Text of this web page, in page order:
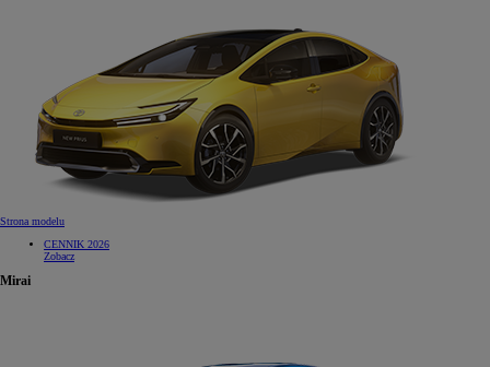
Strona modelu
CENNIK 2026
Zobacz
Mirai